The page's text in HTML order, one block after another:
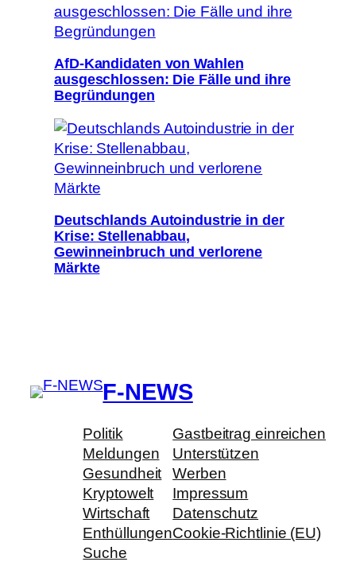
AfD-Kandidaten von Wahlen
ausgeschlossen: Die Fälle und ihre
Begründungen
Deutschlands Autoindustrie in der
Krise: Stellenabbau,
Gewinneinbruch und verlorene
Märkte
F-NEWS
Politik
Meldungen
Gesundheit
Kryptowelt
Wirtschaft
Enthüllungen
Suche
Gastbeitrag einreichen
Unterstützen
Werben
Impressum
Datenschutz
Cookie-Richtlinie (EU)